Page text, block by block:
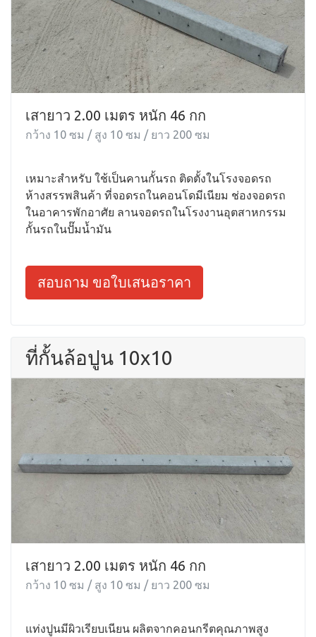
เสายาว 2.00 เมตร หนัก 46 กก
กว้าง 10 ซม / สูง 10 ซม / ยาว 200 ซม
เหมาะสำหรับ ใช้เป็นคานกั้นรถ ติดตั้งในโรงจอดรถ
ห้างสรรพสินค้า ที่จอดรถในคอนโดมีเนียม ช่องจอดรถ
ในอาคารพักอาศัย ลานจอดรถในโรงงานอุตสาหกรรม
กั้นรถในปั๊มน้ำมัน
สอบถาม ขอใบเสนอราคา
ที่กั้นล้อปูน 10x10
เสายาว 2.00 เมตร หนัก 46 กก
กว้าง 10 ซม / สูง 10 ซม / ยาว 200 ซม
แท่งปูนมีผิวเรียบเนียน ผลิตจากคอนกรีตคุณภาพสูง